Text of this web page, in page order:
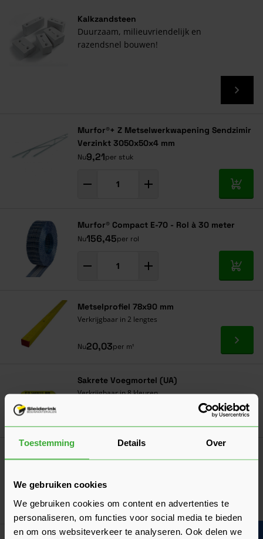
Toestemming Details Over
We gebruiken cookies
We gebruiken cookies om content en advertenties te
personaliseren, om functies voor social media te bieden
en om ons websiteverkeer te analyseren. Ook delen we
Kalkzandsteen
Duurzaam, milieuvriendelijk en
razendsnel bouwen!
Murfor®+ Z Metselwerkwapening Sendzimir
Verzinkt 3050x50x4 mm
Nu9,21per stuk
In
Murfor® Compact E-70 - Rol à 30 meter
Nu156,45per rol
In
Metselprofiel 78x90 mm
Verkrijgbaar in 2 lengtes
Nu20,03per m¹ Ga
Sakrete Voegmortel (UA)
Verkrijgbaar in 8 kleuren
Ga
Verkrijgbaar in 8 varianten
Vanaf19,32 per m²